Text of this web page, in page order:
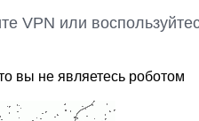
VPN или
вы не являетесь роботом